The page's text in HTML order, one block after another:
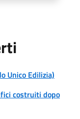
Unico Edilizia)
costruiti dopo